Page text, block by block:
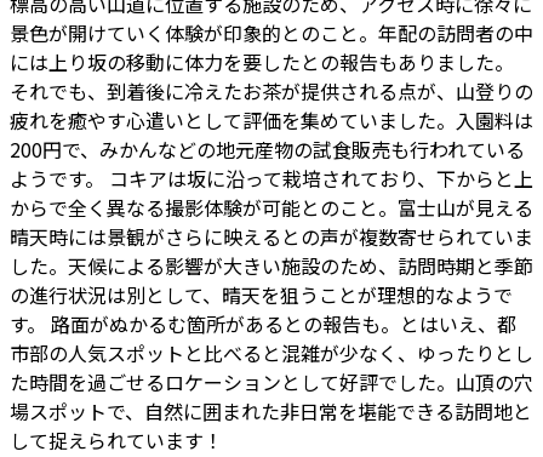
景色が開けていく体験が印象的とのこと。年配の訪問者の中
には上り坂の移動に体力を要したとの報告もありました。
それでも、到着後に冷えたお茶が提供される点が、山登りの
疲れを癒やす心遣いとして評価を集めていました。入園料は
200円で、みかんなどの地元産物の試食販売も行われている
ようです。 コキアは坂に沿って栽培されており、下からと上
からで全く異なる撮影体験が可能とのこと。富士山が見える
晴天時には景観がさらに映えるとの声が複数寄せられていま
した。天候による影響が大きい施設のため、訪問時期と季節
の進行状況は別として、晴天を狙うことが理想的なようで
す。 路面がぬかるむ箇所があるとの報告も。とはいえ、都
市部の人気スポットと比べると混雑が少なく、ゆったりとし
た時間を過ごせるロケーションとして好評でした。山頂の穴
場スポットで、自然に囲まれた非日常を堪能できる訪問地と
して捉えられています！